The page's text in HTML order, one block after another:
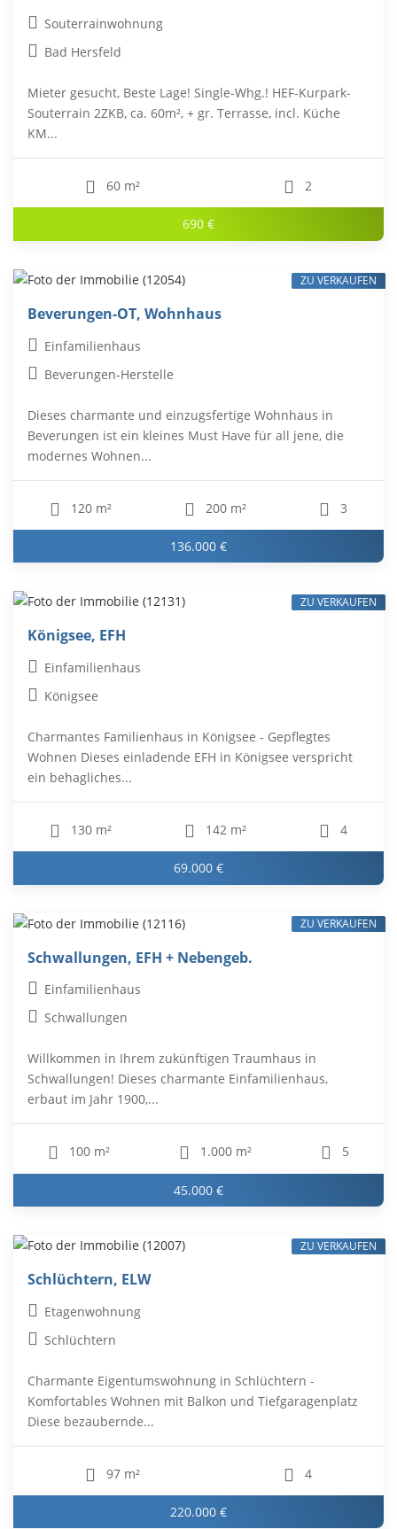
Souterrainwohnung
Bad Hersfeld
Mieter gesucht, Beste Lage! Single-Whg.! HEF-Kurpark-
Souterrain 2ZKB, ca. 60m², + gr. Terrasse, incl. Küche
KM...
60 m² 2
690 €
Beverungen-OT, Wohnhaus
Einfamilienhaus
Beverungen-Herstelle
Dieses charmante und einzugsfertige Wohnhaus in
Beverungen ist ein kleines Must Have für all jene, die
modernes Wohnen...
120 m² 200 m² 3
136.000 €
ZU VERKAUFEN
Königsee, EFH
Einfamilienhaus
Königsee
Charmantes Familienhaus in Königsee - Gepflegtes
Wohnen Dieses einladende EFH in Königsee verspricht
ein behagliches...
130 m² 142 m² 4
69.000 €
ZU VERKAUFEN
Schwallungen, EFH + Nebengeb.
Einfamilienhaus
Schwallungen
Willkommen in Ihrem zukünftigen Traumhaus in
Schwallungen! Dieses charmante Einfamilienhaus,
erbaut im Jahr 1900,...
100 m² 1.000 m² 5
45.000 €
ZU VERKAUFEN
Schlüchtern, ELW
Etagenwohnung
Schlüchtern
Charmante Eigentumswohnung in Schlüchtern -
Komfortables Wohnen mit Balkon und Tiefgaragenplatz
Diese bezaubernde...
97 m² 4
220.000 €
ZU VERKAUFEN